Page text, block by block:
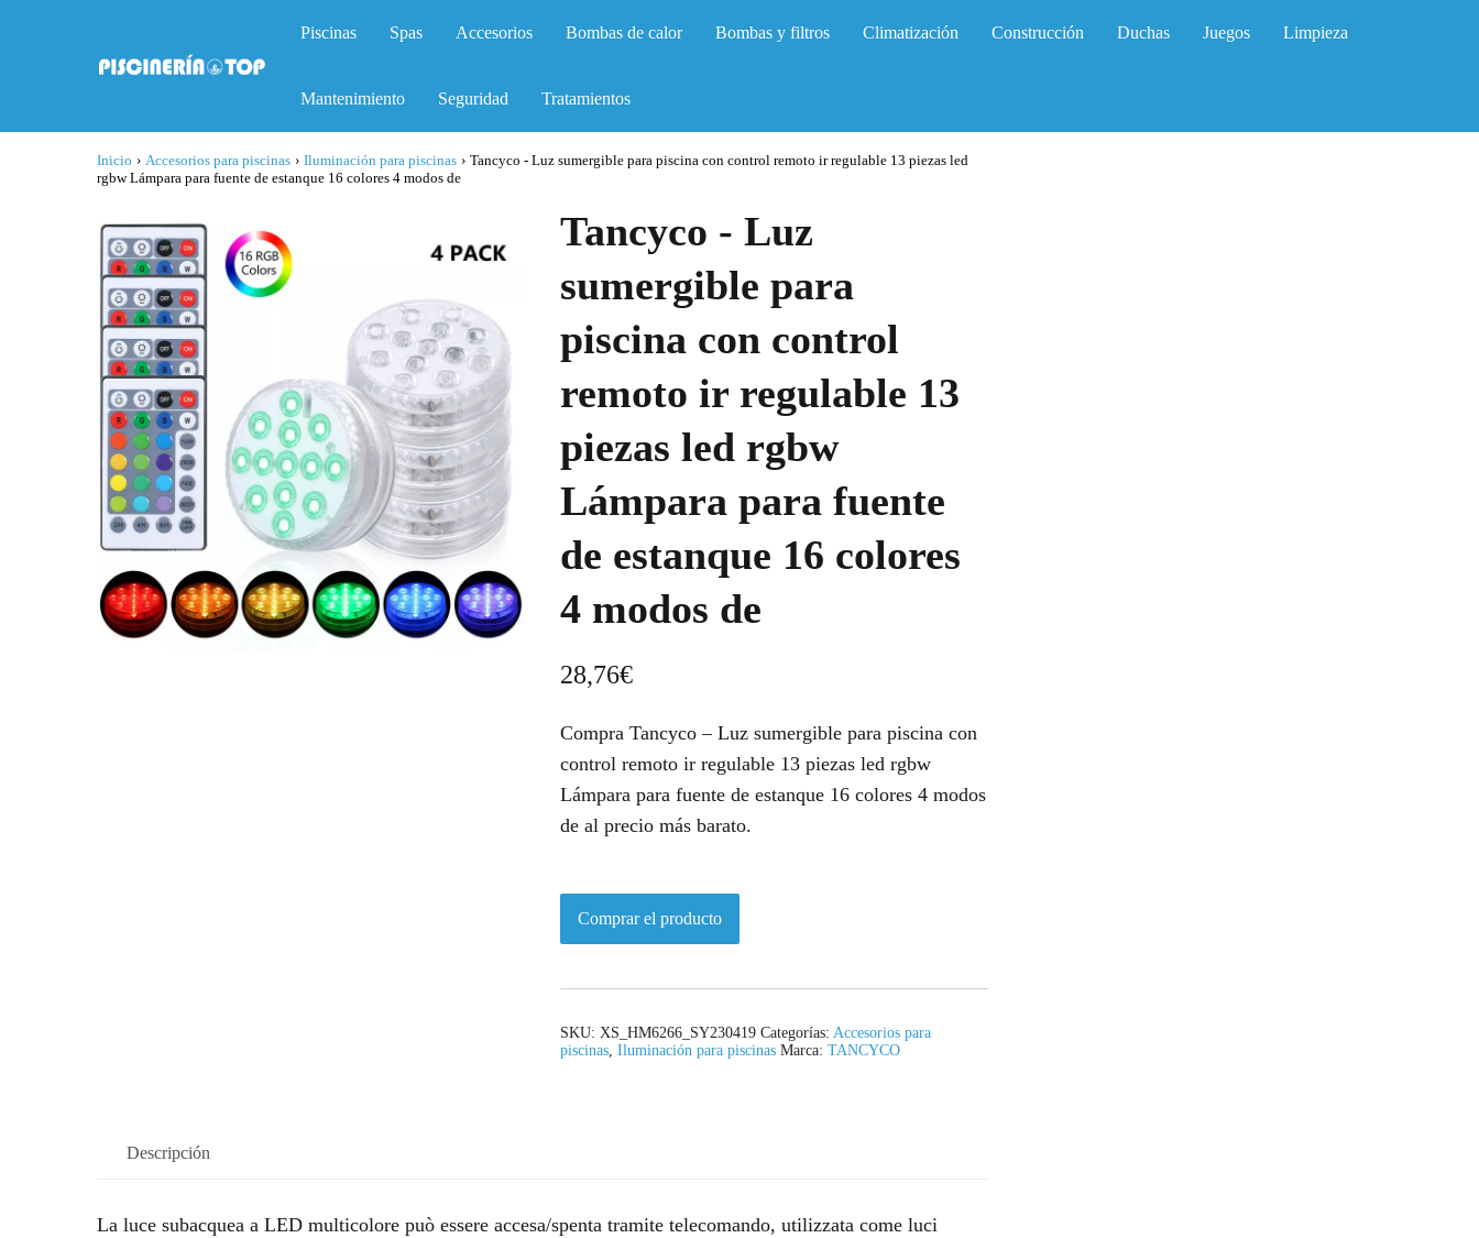
Piscinas Spas Accesorios Bombas de calor Bombas y filtros Climatización Construcción Duchas Juegos Limpieza
Mantenimiento Seguridad Tratamientos
Inicio › Accesorios para piscinas › Iluminación para piscinas › Tancyco - Luz sumergible para piscina con control remoto ir regulable 13 piezas led
rgbw Lámpara para fuente de estanque 16 colores 4 modos de
Tancyco - Luz
sumergible para
piscina con control
remoto ir regulable 13
piezas led rgbw
Lámpara para fuente
de estanque 16 colores
4 modos de
28,76€
Compra Tancyco – Luz sumergible para piscina con
control remoto ir regulable 13 piezas led rgbw
Lámpara para fuente de estanque 16 colores 4 modos
de al precio más barato.
Comprar el producto
SKU: XS_HM6266_SY230419 Categorías: Accesorios para
piscinas, Iluminación para piscinas Marca: TANCYCO
Descripción
La luce subacquea a LED multicolore può essere accesa/spenta tramite telecomando, utilizzata come luci